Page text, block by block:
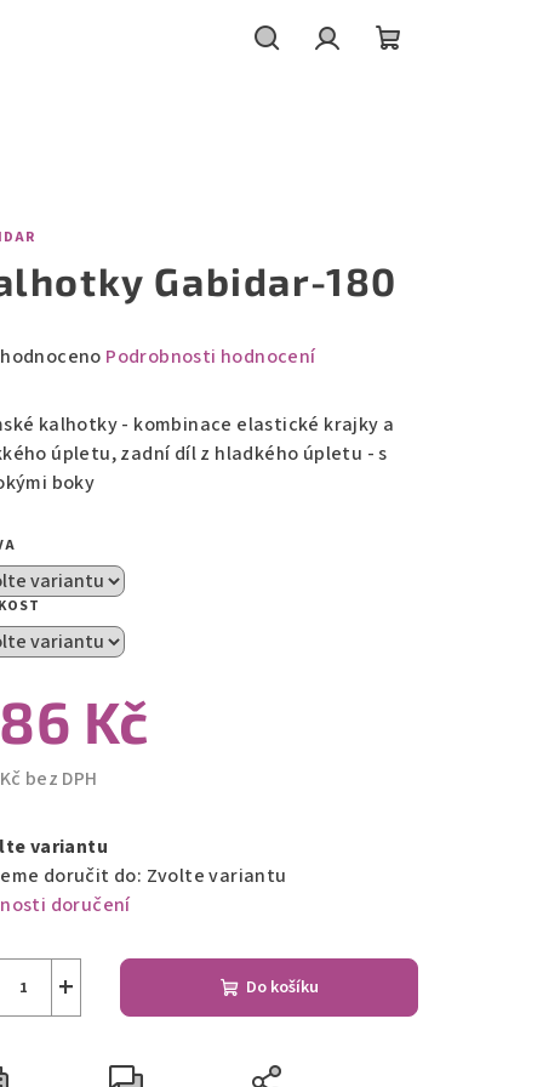
Gabidar-180
Podrobnosti hodnocení
kalhotky - kombinace elastické krajky a
úpletu, zadní díl z hladkého úpletu - s
boky
Kč
bez DPH
variantu
doručit do: Zvolte variantu
doručení
+ Do košíku